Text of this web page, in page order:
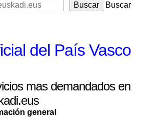
Buscar
del País Vasco
mas demandados en
general